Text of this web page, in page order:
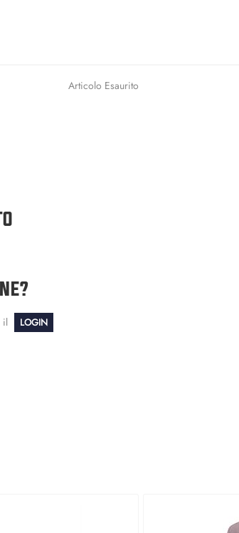
Articolo Esaurito
il LOGIN